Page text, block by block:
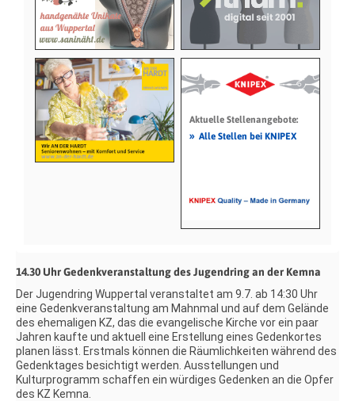
Aktuelle Stellenangebote:
» Alle Stellen bei KNIPEX
14.30 Uhr Gedenkveranstaltung des Jugendring an der Kemna
Der Jugendring Wuppertal veranstaltet am 9.7. ab 14:30 Uhr
eine Gedenkveranstaltung am Mahnmal und auf dem Gelände
des ehemaligen KZ, das die evangelische Kirche vor ein paar
Jahren kaufte und aktuell eine Erstellung eines Gedenkortes
planen lässt. Erstmals können die Räumlichkeiten während des
Gedenktages besichtigt werden. Ausstellungen und
Kulturprogramm schaffen ein würdiges Gedenken an die Opfer
des KZ Kemna.